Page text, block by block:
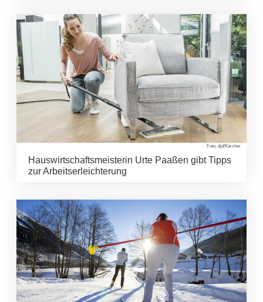
Foto: djd/Kärcher
Hauswirtschaftsmeisterin Urte Paaßen gibt Tipps
zur Arbeitserleichterung